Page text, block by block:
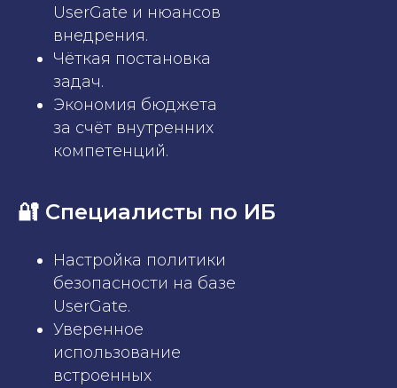
UserGate и нюансов
внедрения.
Чёткая постановка
задач.
Экономия бюджета
за счёт внутренних
компетенций.
🔐 Специалисты по ИБ
Настройка политики
безопасности на базе
UserGate.
Уверенное
использование
встроенных